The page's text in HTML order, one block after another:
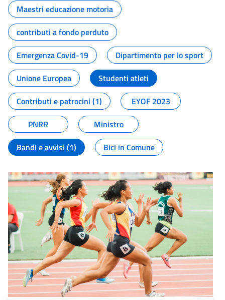
Maestri educazione motoria
contributi a fondo perduto
Emergenza Covid-19
Dipartimento per lo sport
Unione Europea
Studenti atleti
Contributi e patrocini (1)
EYOF 2023
PNRR
Ministro
Bandi e avvisi (1)
Bici in Comune